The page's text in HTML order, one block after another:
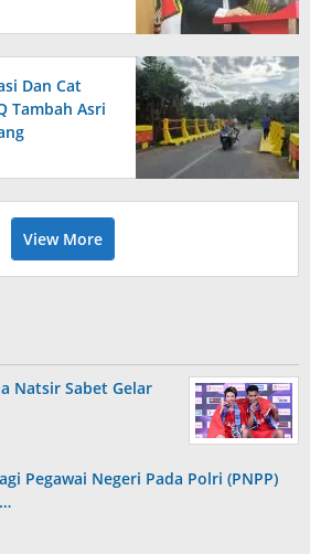
Dan Cat
Tambah Asri
View More
Natsir Sabet Gelar
Pegawai Negeri Pada Polri (PNPP)